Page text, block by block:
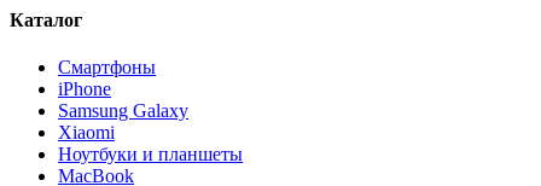
Каталог
Смартфоны
iPhone
Samsung Galaxy
Xiaomi
Ноутбуки и планшеты
MacBook